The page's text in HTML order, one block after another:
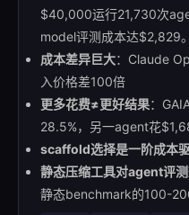
$40,000运行21,730次
model评测成本达$2,829
成本差异巨大：Claude
入价格差100倍
更多花费≠更好结果：
28.5%，另一agent花
scaffold选择是一阶成本
静态压缩工具对agent评
静态benchmark的100-